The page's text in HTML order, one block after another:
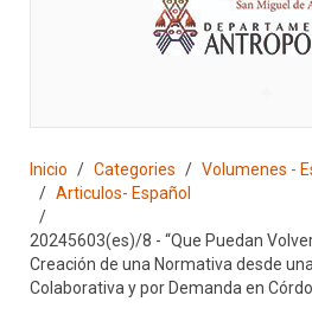
Inicio Categories
Volumenes -
Articulos- Español
20245603(es)/8 - “Que Puedan
Creación de una Normativa desde
Colaborativa y por Demanda en